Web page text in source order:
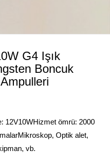
G4 Işık
Boncuk
12V10WHizmet ömrü: 2000
Mikroskop, Optik alet,
vb.